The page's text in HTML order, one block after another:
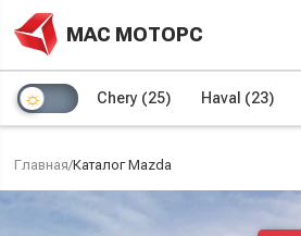
МАС МОТОРС
Chery (25) Haval (23)
Главная/Каталог Mazda